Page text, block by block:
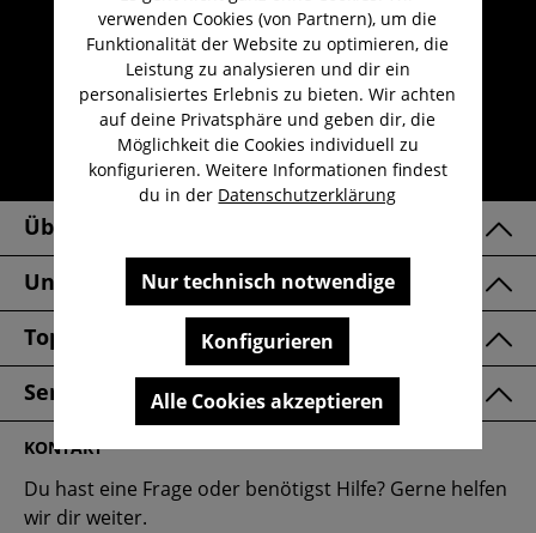
Umfangreicher Kundenservice
Kauf auf Rechnung
Kostenloser Versand ab 29,-€
Lieferzeit 1-3 Werktage
30 Tage kostenlose Retoure
Über Uns
Unsere Marken
Top Kategorien
Service & FAQ
KONTAKT
Du hast eine Frage oder benötigst Hilfe? Gerne helfen
wir dir weiter.
verwenden Cookies (von Partnern), um die
Funktionalität der Website zu optimieren, die
Leistung zu analysieren und dir ein
personalisiertes Erlebnis zu bieten. Wir achten
auf deine Privatsphäre und geben dir, die
Möglichkeit die Cookies individuell zu
konfigurieren. Weitere Informationen findest
du in der Datenschutzerklärung
Nur technisch notwendige
Konfigurieren
Alle Cookies akzeptieren